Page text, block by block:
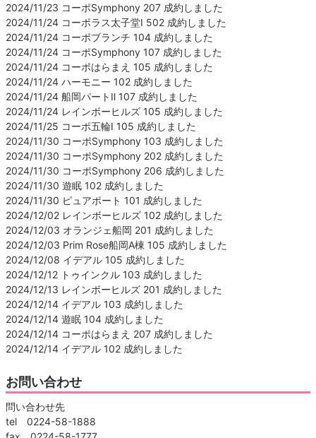
2024/11/23 コーポSymphony 207 成約しました
2024/11/24 コーポラス太子堂Ⅰ 502 成約しました
2024/11/24 コーポブランチ 104 成約しました
2024/11/24 コーポSymphony 107 成約しました
2024/11/24 コーポはらまえ 105 成約しました
2024/11/24 ハーモニー 102 成約しました
2024/11/24 船岡パートⅡ 107 成約しました
2024/11/24 レインボーヒルズ 105 成約しました
2024/11/25 コーポ五輪Ⅰ 105 成約しました
2024/11/30 コーポSymphony 103 成約しました
2024/11/30 コーポSymphony 202 成約しました
2024/11/30 コーポSymphony 206 成約しました
2024/11/30 遊眠 102 成約しました
2024/11/30 ピュアポート 101 成約しました
2024/12/02 レインボーヒルズ 102 成約しました
2024/12/03 オランジェ船岡 201 成約しました
2024/12/03 Prim Rose船岡A棟 105 成約しました
2024/12/08 イデアル 105 成約しました
2024/12/12 トゥインクル 103 成約しました
2024/12/13 レインボーヒルズ 201 成約しました
2024/12/14 イデアル 103 成約しました
2024/12/14 遊眠 104 成約しました
2024/12/14 コーポはらまえ 207 成約しました
2024/12/14 イデアル 102 成約しました
お問い合わせ
問い合わせ先
tel 0224-58-1888